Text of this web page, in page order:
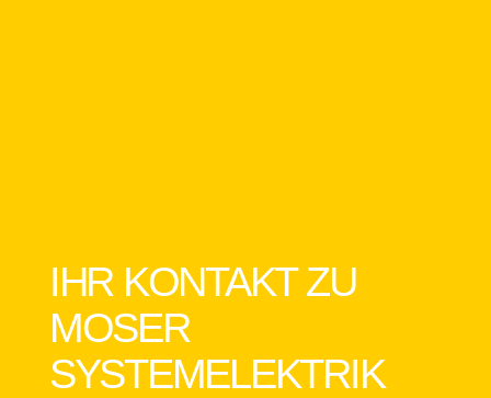
IHR KONTAKT ZU
MOSER
SYSTEMELEKTRIK